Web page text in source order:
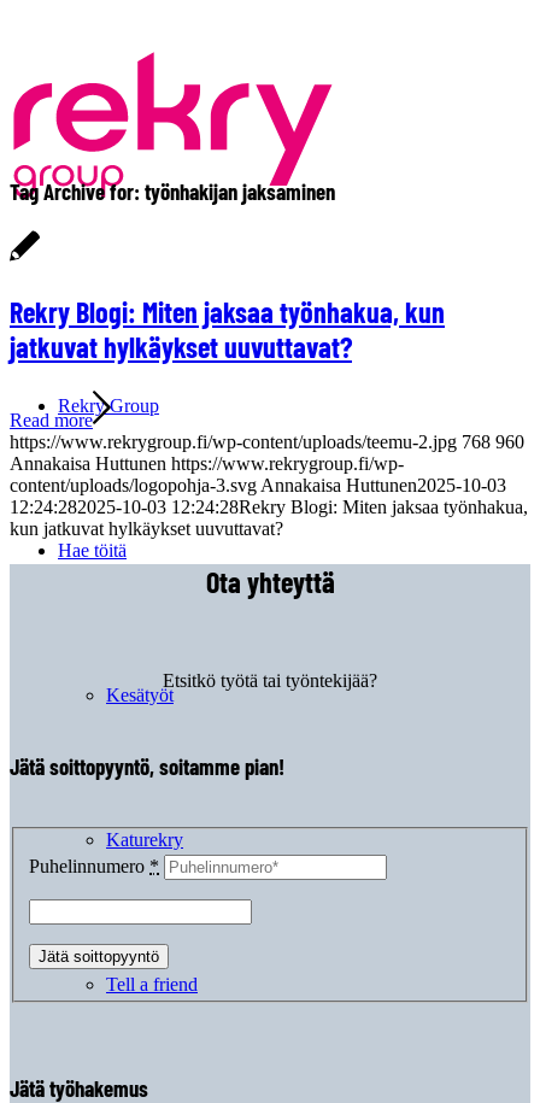
Rekry Group
Hae töitä
Kesätyöt
Katurekry
Tell a friend
Tag Archive for: työnhakijan jaksaminen
Rekry Blogi: Miten jaksaa työnhakua, kun
jatkuvat hylkäykset uuvuttavat?
Read more
https://www.rekrygroup.fi/wp-content/uploads/teemu-2.jpg 768 960
Annakaisa Huttunen https://www.rekrygroup.fi/wp-
content/uploads/logopohja-3.svg Annakaisa Huttunen2025-10-03
12:24:282025-10-03 12:24:28Rekry Blogi: Miten jaksaa työnhakua,
kun jatkuvat hylkäykset uuvuttavat?
Ota yhteyttä
Etsitkö työtä tai työntekijää?
Jätä soittopyyntö, soitamme pian!
Puhelinnumero *
Jätä työhakemus